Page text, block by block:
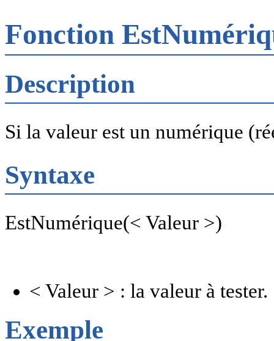
Fonction
Description
Si la valeur est un numérique
Syntaxe
EstNumérique(< Valeur >)
< Valeur > : la valeur à tester.
Exemple